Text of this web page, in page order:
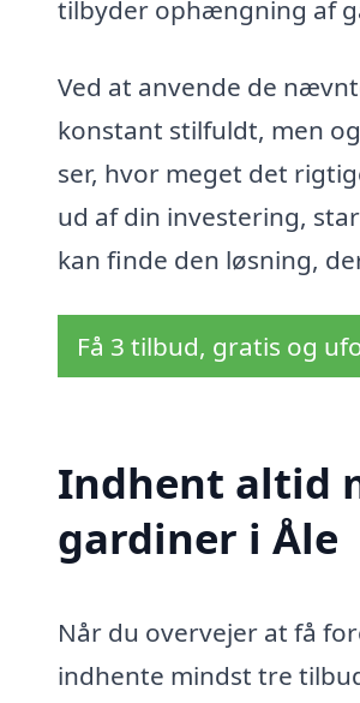
tilbyder ophængning af
Ved at anvende de
konstant stilfuldt, men
ser, hvor meget det
ud af din investering,
kan finde den løsning,
Få 3 tilbud, gratis og
Indhent altid
gardiner i Åle
Når du overvejer at få
indhente mindst tre